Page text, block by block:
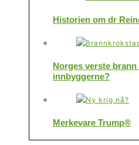
Historien om dr
Norges verste
innbyggerne?
Merkevare Trump®